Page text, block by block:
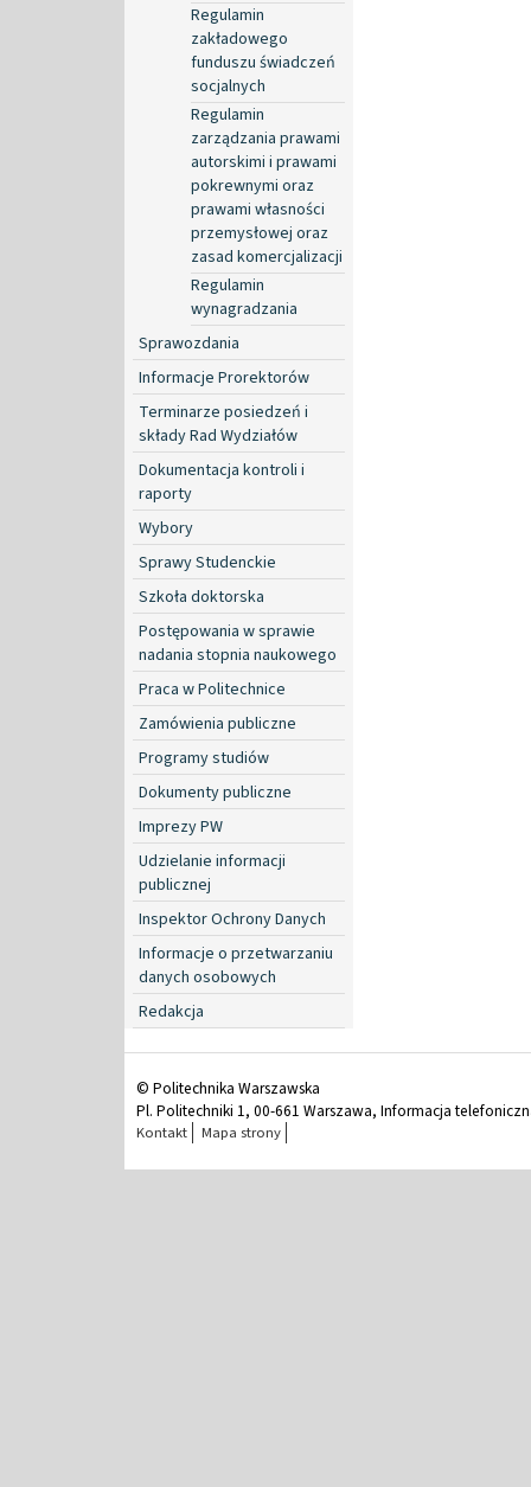
Regulamin
zakładowego
funduszu świadczeń
socjalnych
Regulamin
zarządzania prawami
autorskimi i prawami
pokrewnymi oraz
prawami własności
przemysłowej oraz
zasad komercjalizacji
Regulamin
wynagradzania
Sprawozdania
Informacje Prorektorów
Terminarze posiedzeń i
składy Rad Wydziałów
Dokumentacja kontroli i
raporty
Wybory
Sprawy Studenckie
Szkoła doktorska
Postępowania w sprawie
nadania stopnia naukowego
Praca w Politechnice
Zamówienia publiczne
Programy studiów
Dokumenty publiczne
Imprezy PW
Udzielanie informacji
publicznej
Inspektor Ochrony Danych
Informacje o przetwarzaniu
danych osobowych
Redakcja
© Politechnika Warszawska
Pl. Politechniki 1, 00-661 Warszawa, Informacja
Kontakt Mapa strony